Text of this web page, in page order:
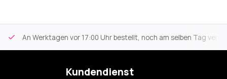
An Werktagen vor 17:00 Uhr bestellt, noch am selben Tag
Kundendienst